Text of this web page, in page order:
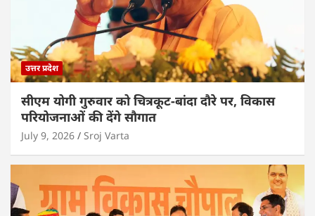
उत्तर प्रदेश
सीएम योगी गुरुवार को चित्रकूट-बांदा दौरे पर, विकास
परियोजनाओं की देंगे सौगात
July 9, 2026 Sroj Varta